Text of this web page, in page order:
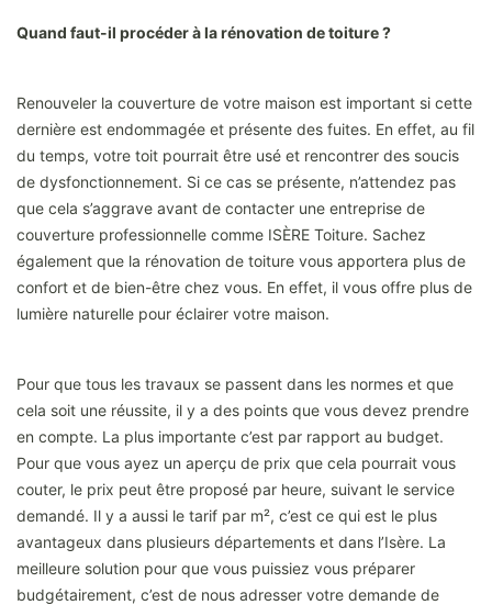
Quand faut-il procéder à la rénovation de toiture ?
Renouveler la couverture de votre maison est important si cette
dernière est endommagée et présente des fuites. En effet, au fil
du temps, votre toit pourrait être usé et rencontrer des soucis
de dysfonctionnement. Si ce cas se présente, n’attendez pas
que cela s’aggrave avant de contacter une entreprise de
couverture professionnelle comme ISÈRE Toiture. Sachez
également que la rénovation de toiture vous apportera plus de
confort et de bien-être chez vous. En effet, il vous offre plus de
lumière naturelle pour éclairer votre maison.
Pour que tous les travaux se passent dans les normes et que
cela soit une réussite, il y a des points que vous devez prendre
en compte. La plus importante c’est par rapport au budget.
Pour que vous ayez un aperçu de prix que cela pourrait vous
couter, le prix peut être proposé par heure, suivant le service
demandé. Il y a aussi le tarif par m², c’est ce qui est le plus
avantageux dans plusieurs départements et dans l’Isère. La
meilleure solution pour que vous puissiez vous préparer
budgétairement, c’est de nous adresser votre demande de